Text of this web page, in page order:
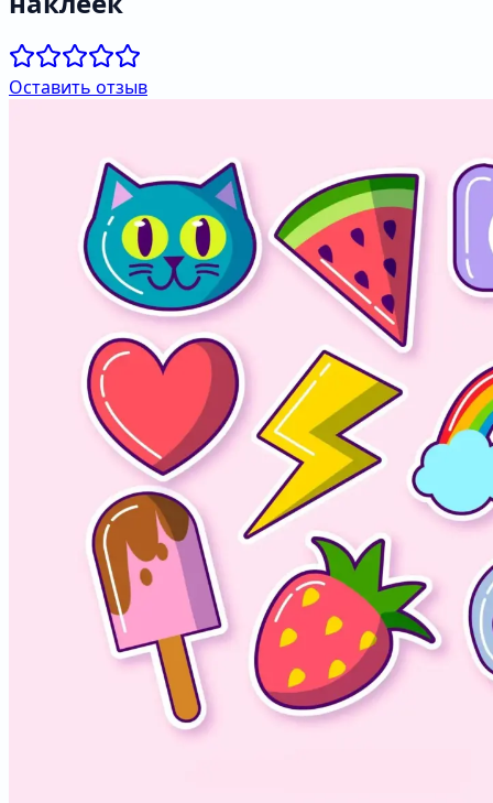
Оставить отзыв